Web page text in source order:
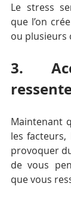
Le stress
que l’on
ou plusieurs
3.
Maintenant
les
provoquer
de vous
que vous